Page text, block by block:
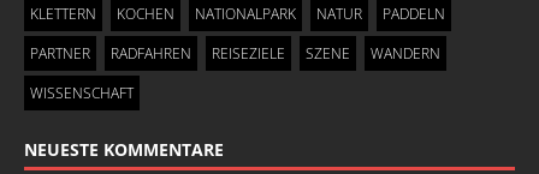
KLETTERN
KOCHEN NATIONALPARK NATUR
PADDELN
PARTNER
RADFAHREN REISEZIELE SZENE
WANDERN
WISSENSCHAFT
NEUESTE KOMMENTARE